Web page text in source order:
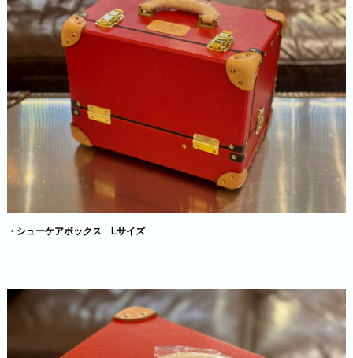
・シューケアボックス Lサイズ